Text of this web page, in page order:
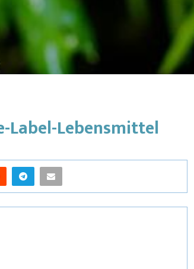
Label-Lebensmittel